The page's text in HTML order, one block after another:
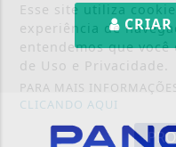
CRIAR
Esse site utiliza
experiência de
entendemos que você
de Uso e Privacidade.
PARA MAIS
CLICANDO AQUI